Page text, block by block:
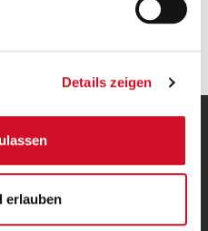
Details zeigen
erlauben
+43 50 1492-0
office@stiegl.at